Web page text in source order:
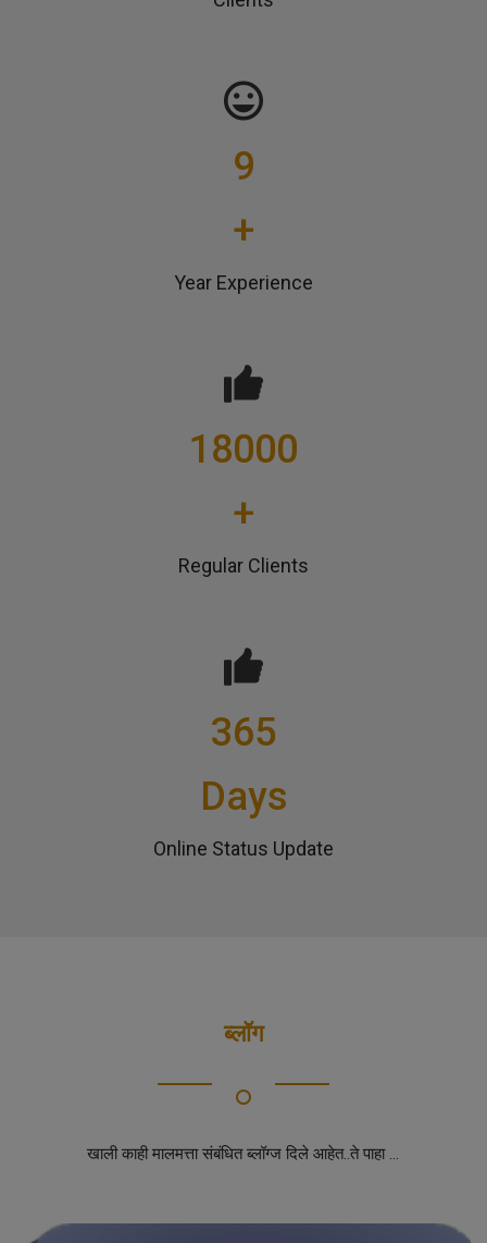
9
+
Year Experience
18000
+
Regular Clients
365
Days
Online Status Update
ब्लॉग
खाली काही मालमत्ता संबंधित ब्लॉग्ज दिले आहेत..ते पाहा ...